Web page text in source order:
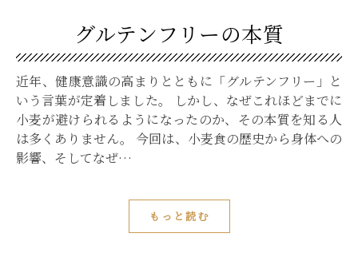
グルテンフリーの本質
近年、健康意識の高まりとともに「グルテンフリー」と
いう言葉が定着しました。 しかし、なぜこれほどまでに
小麦が避けられるようになったのか、その本質を知る人
は多くありません。 今回は、小麦食の歴史から身体への
影響、そしてなぜ…
もっと読む